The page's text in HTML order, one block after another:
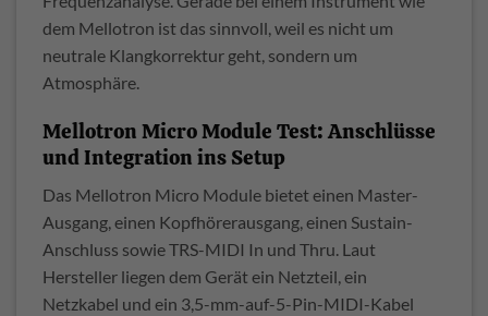
dem Mellotron ist das sinnvoll, weil es nicht um
neutrale Klangkorrektur geht, sondern um
Atmosphäre.
Mellotron Micro Module Test: Anschlüsse
und Integration ins Setup
Das Mellotron Micro Module bietet einen Master-
Ausgang, einen Kopfhörerausgang, einen Sustain-
Anschluss sowie TRS-MIDI In und Thru. Laut
Hersteller liegen dem Gerät ein Netzteil, ein
Netzkabel und ein 3,5-mm-auf-5-Pin-MIDI-Kabel